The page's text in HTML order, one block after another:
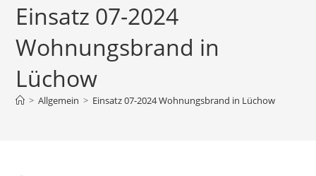
Einsatz 07-2024
Wohnungsbrand in
Lüchow
> Allgemein > Einsatz 07-2024 Wohnungsbrand in Lüchow